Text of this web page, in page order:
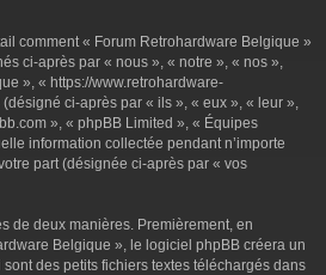
comment « Forum Retrohardware Belgique »
ci-après par « nous », « notre », « nos »,
», « https://www.retrohardware-
ci-après par « ils », « eux », « leur »,
», « phpBB Limited », « Équipes
information collectée pendant n’importe
part (désignée ci-après par « vos
de deux manières. Premièrement, en
Belgique », le logiciel phpBB créera un
des petits fichiers textes téléchargés dans